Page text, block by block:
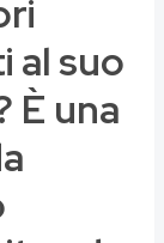
al suo
È una